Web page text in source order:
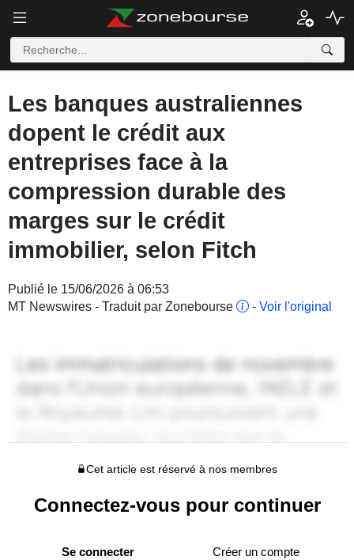
Les banques australiennes
dopent le crédit aux
entreprises face à la
compression durable des
marges sur le crédit
immobilier, selon Fitch
Publié le 15/06/2026 à 06:53
MT Newswires - Traduit par Zonebourse
- Voir l'original
Cet article est réservé à nos membres
Connectez-vous pour continuer
Se connecter Créer un compte